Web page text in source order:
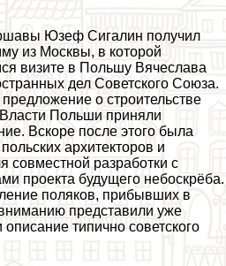
Юзеф Сигалин получил
из Москвы, в которой
визите в Польшу Вячеслава
дел Советского Союза.
о строительстве
Польши приняли
Вскоре после этого была
архитекторов и
совместной разработки с
проекта будущего небоскрёба.
поляков, прибывших в
представили уже
типично советского